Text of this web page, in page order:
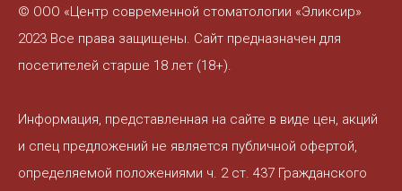
© ООО «Центр современной стоматологии «Эликсир»
2023 Все права защищены. Сайт предназначен для
посетителей старше 18 лет (18+).
Информация, представленная на сайте в виде цен, акций
и спец предложений не является публичной офертой,
определяемой положениями ч. 2 ст. 437 Гражданского